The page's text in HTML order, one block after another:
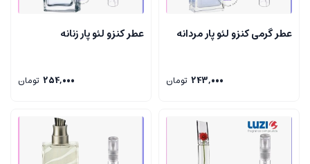
عطر گرمی کنزو لئو پار مردانه
243,000 تومان
عطر کنزو لئو پار زنانه
254,000 تومان